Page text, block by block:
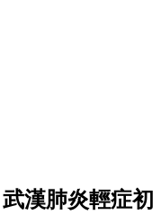
漢肺炎輕症初